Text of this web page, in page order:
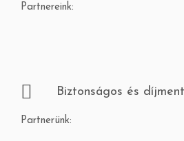
Partnereink:
Biztonságos és
Partnerünk: